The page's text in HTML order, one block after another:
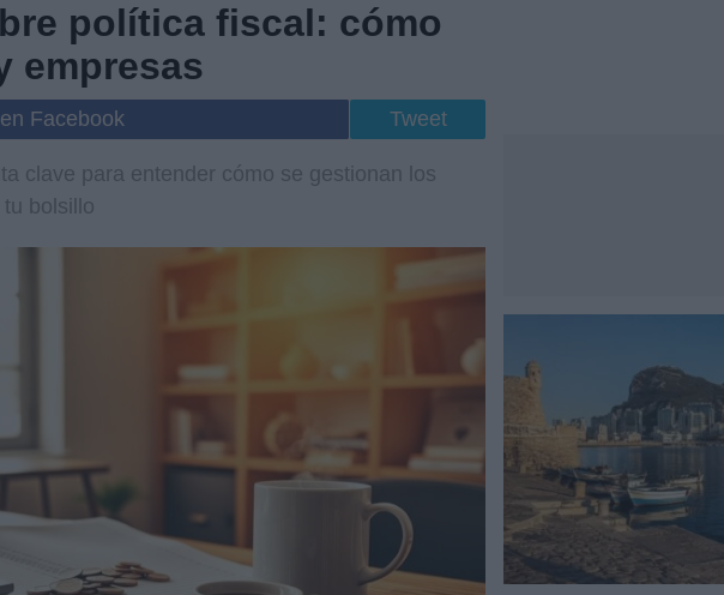
política fiscal: cómo
empresas
Facebook Tweet
clave para entender cómo se gestionan los
bolsillo